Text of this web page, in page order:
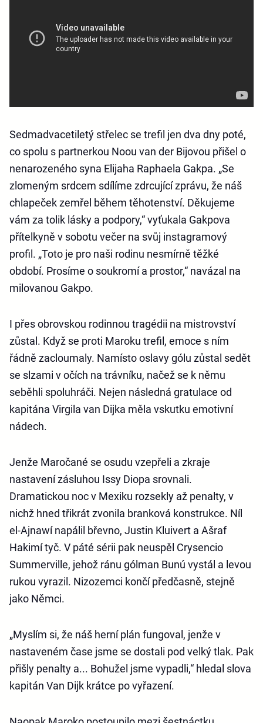
Sedmadvacetiletý střelec se trefil jen dva dny poté,
co spolu s partnerkou Noou van der Bijovou přišel o
nenarozeného syna Elijaha Raphaela Gakpa. „Se
zlomeným srdcem sdílíme zdrcující zprávu, že náš
chlapeček zemřel během těhotenství. Děkujeme
vám za tolik lásky a podpory,“ vyťukala Gakpova
přítelkyně v sobotu večer na svůj instagramový
profil. „Toto je pro naši rodinu nesmírně těžké
období. Prosíme o soukromí a prostor,“ navázal na
milovanou Gakpo.
I přes obrovskou rodinnou tragédii na mistrovství
zůstal. Když se proti Maroku trefil, emoce s ním
řádně zacloumaly. Namísto oslavy gólu zůstal sedět
se slzami v očích na trávníku, načež se k němu
seběhli spoluhráči. Nejen následná gratulace od
kapitána Virgila van Dijka měla vskutku emotivní
nádech.
Jenže Maročané se osudu vzepřeli a zkraje
nastavení zásluhou Issy Diopa srovnali.
Dramatickou noc v Mexiku rozsekly až penalty, v
nichž hned třikrát zvonila branková konstrukce. Níl
el-Ajnawí napálil břevno, Justin Kluivert a Ašraf
Hakimí tyč. V páté sérii pak neuspěl Crysencio
Summerville, jehož ránu gólman Bunú vystál a levou
rukou vyrazil. Nizozemci končí předčasně, stejně
jako Němci.
„Myslím si, že náš herní plán fungoval, jenže v
nastaveném čase jsme se dostali pod velký tlak. Pak
přišly penalty a... Bohužel jsme vypadli,“ hledal slova
kapitán Van Dijk krátce po vyřazení.